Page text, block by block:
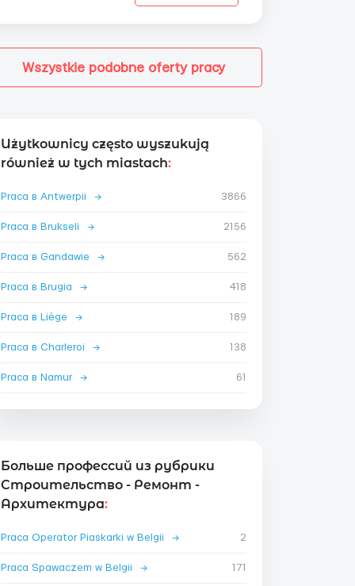
Wszystkie podobne oferty pracy
Użytkownicy często wyszukują
również w tych miastach:
Praca в Antwerpii → 3866
Praca в Brukseli → 2156
Praca в Gandawie → 562
Praca в Brugia → 418
Praca в Liège → 189
Praca в Charleroi → 138
Praca в Namur → 61
Больше профессий из рубрики
Строительство - Ремонт -
Архитектура:
Praca Operator Piaskarki w Belgii → 2
Praca Spawaczem w Belgii → 171